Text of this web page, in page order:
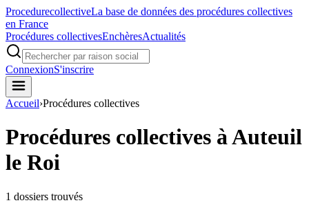
ProcedurecollectiveLa base de données des procédures collectives
en France
Procédures collectivesEnchèresActualités
ConnexionS'inscrire
Accueil›Procédures collectives
Procédures collectives à Auteuil
le Roi
1 dossiers trouvés